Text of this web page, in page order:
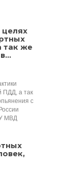
так же
ПДД, а так
с
МВД